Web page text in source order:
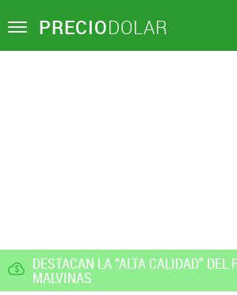
Toggle PRECIODOLAR
DESTACAN LA “ALTA CALIDAD” DEL
MALVINAS